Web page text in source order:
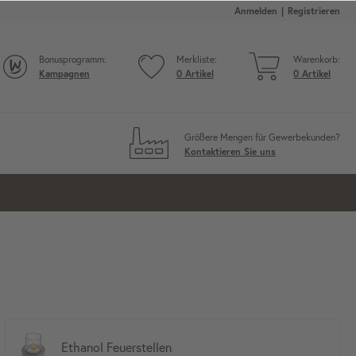
Anmelden Registrieren
Bonusprogramm:
Kampagnen
Merkliste:
0 Artikel
Warenkorb:
0 Artikel
Größere Mengen für Gewerbekunden?
Kontaktieren Sie uns
Ethanol Feuerstellen